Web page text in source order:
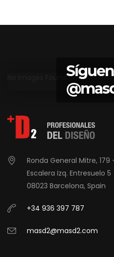
Ronda General Mitre, 179 -
Escalera Izq. Entresuelo 5
08023 Barcelona, Spain
+34 936 397 787
masd2@masd2.com